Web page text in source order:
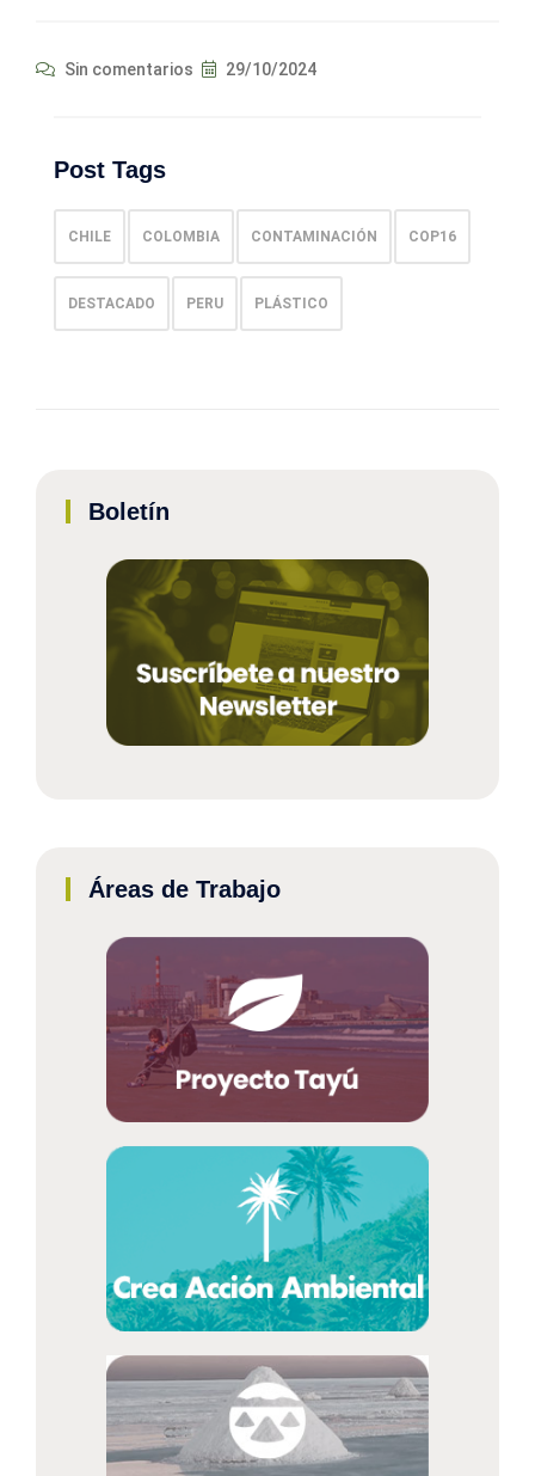
Sin comentarios 29/10/2024
Post Tags
CHILE COLOMBIA CONTAMINACIÓN COP16
DESTACADO PERU PLÁSTICO
Boletín
Áreas de Trabajo